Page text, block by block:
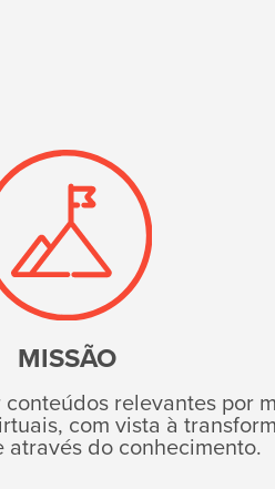
MISSÃO
relevantes por
com vista à
através do conhecimento.